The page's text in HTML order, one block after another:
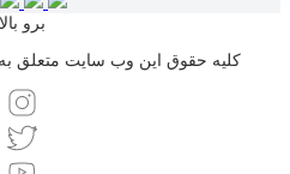
برو بالا
کلیه حقوق این وب سایت متعلق